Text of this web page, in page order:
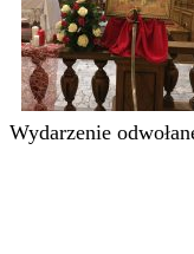
Wydarzenie